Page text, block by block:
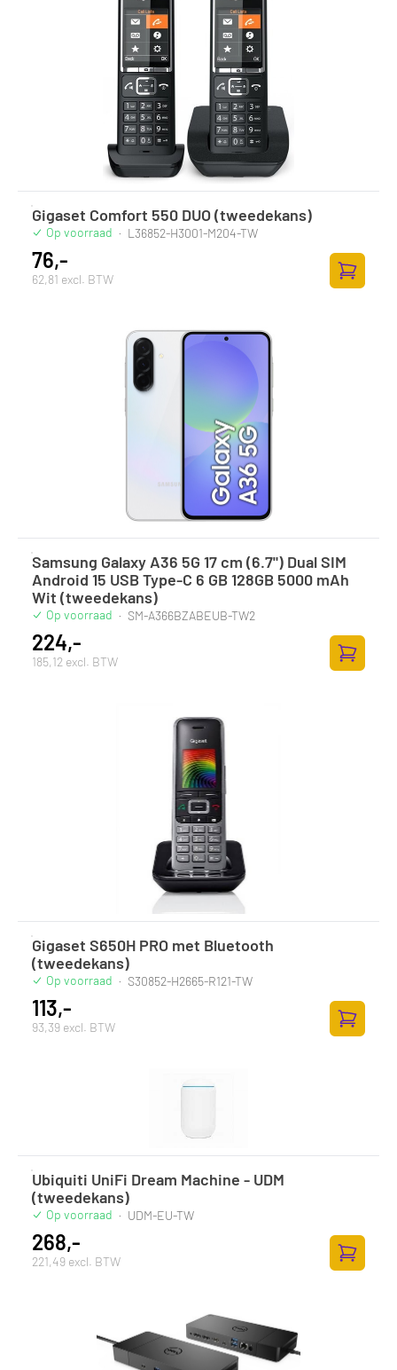
Gigaset Comfort 550 DUO (tweedekans)
Op voorraad · L36852-H3001-M204-TW
76,-
62,81 excl. BTW
Zum
Samsung Galaxy A36 5G 17 cm (6.7") Dual SIM
Android 15 USB Type-C 6 GB 128GB 5000 mAh
Wit (tweedekans)
Op voorraad · SM-A366BZABEUB-TW2
224,-
185,12 excl. BTW
Zum
Gigaset S650H PRO met Bluetooth
(tweedekans)
Op voorraad · S30852-H2665-R121-TW
113,-
93,39 excl. BTW
Zum
Ubiquiti UniFi Dream Machine - UDM
(tweedekans)
Op voorraad · UDM-EU-TW
268,-
221,49 excl. BTW
Zum